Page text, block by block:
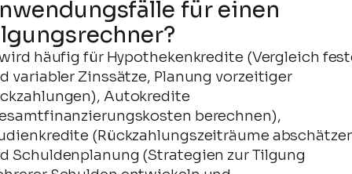
25
Jahr
26
€591,616 €220,042
Jahr
27
€614,370 €238,132 €376,238
Jahr
€637,125 €257,433 €379,692
Jahr
€659,879 €278,027 €381,852
für einen
häufig für Hypothekenkredite (Vergleich
variabler Zinssätze, Planung vorzeitiger
Autokredite
berechnen),
(Rückzahlungszeiträume
Schuldenplanung (Strategien zur Tilgung